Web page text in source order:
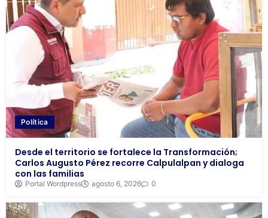
Política
Desde el territorio se fortalece la Transformación;
Carlos Augusto Pérez recorre Calpulalpan y dialoga
con las familias
Portal Wordpress agosto 6, 2026 0